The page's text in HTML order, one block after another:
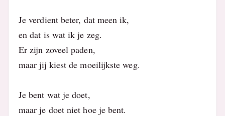
Je verdient beter, dat meen ik,
en dat is wat ik je zeg.
Er zijn zoveel paden,
maar jij kiest de moeilijkste weg.
Je bent wat je doet,
maar je doet niet hoe je bent.